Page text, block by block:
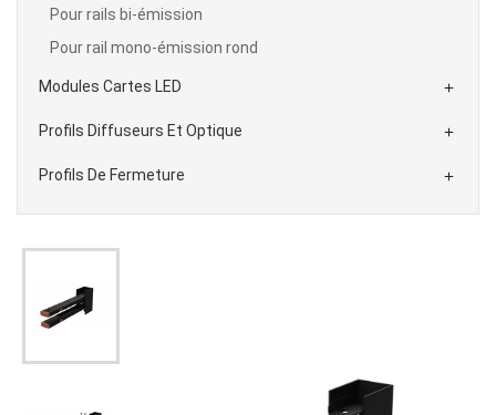
Pour rails bi-émission
Pour rail mono-émission rond
Modules Cartes LED 
Profils Diffuseurs Et Optique 
Profils De Fermeture 